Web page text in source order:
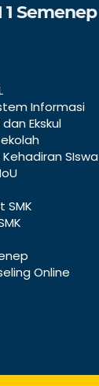
Semenep
Informasi
Ekskul
SIswa
SMK
Online